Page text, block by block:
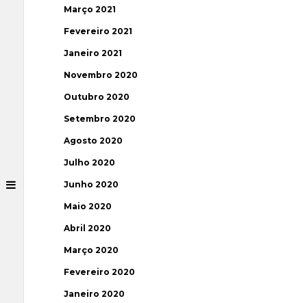
Março 2021
Fevereiro 2021
Janeiro 2021
Novembro 2020
Outubro 2020
Setembro 2020
Agosto 2020
Julho 2020
Junho 2020
Maio 2020
Abril 2020
Março 2020
Fevereiro 2020
Janeiro 2020